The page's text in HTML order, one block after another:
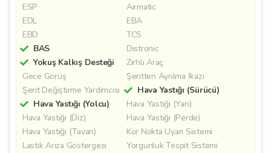
ESP
Airmatic
EDL
EBA
EBD
TCS
BAS
Distronic
Yokuş Kalkış Desteği
Zırhlı Araç
Gece Görüş
Şeritten Ayrılma İkazı
Şerit Değiştirme Yardımcısı
Hava Yastığı (Sürücü)
Hava Yastığı (Yolcu)
Hava Yastığı (Yan)
Hava Yastığı (Diz)
Hava Yastığı (Perde)
Hava Yastığı (Tavan)
Kör Nokta Uyarı Sistemi
Lastik Arıza Göstergesi
Yorgunluk Tespit Sistemi